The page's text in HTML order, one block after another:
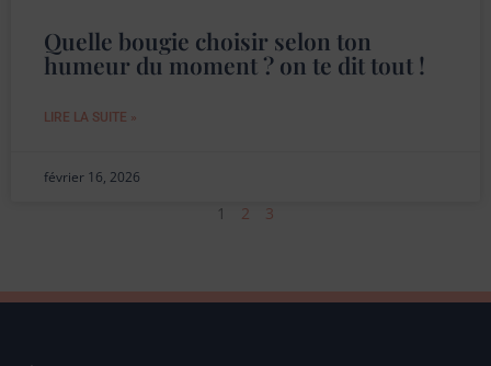
Quelle bougie choisir selon ton
humeur du moment ? on te dit tout !
LIRE LA SUITE »
février 16, 2026
1 2 3